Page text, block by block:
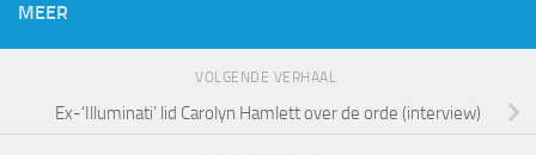
MEER
VOLGENDE VERHAAL
Ex-‘Illuminati’ lid Carolyn Hamlett over de orde (interview)